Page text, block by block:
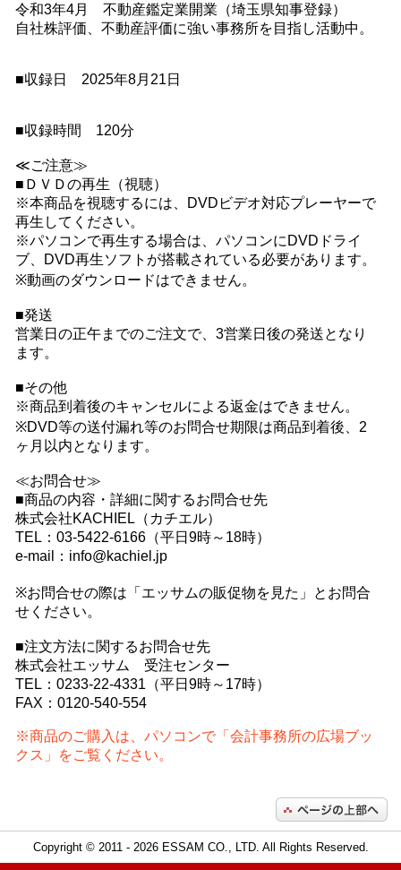
令和3年4月 不動産鑑定業開業（埼玉県知事登録）
自社株評価、不動産評価に強い事務所を目指し活動中。
■収録日 2025年8月21日
■収録時間 120分
≪ご注意≫
■ＤＶＤの再生（視聴）
※本商品を視聴するには、DVDビデオ対応プレーヤーで
再生してください。
※パソコンで再生する場合は、パソコンにDVDドライ
ブ、DVD再生ソフトが搭載されている必要があります。
※動画のダウンロードはできません。
■発送
営業日の正午までのご注文で、3営業日後の発送となり
ます。
■その他
※商品到着後のキャンセルによる返金はできません。
※DVD等の送付漏れ等のお問合せ期限は商品到着後、2
ヶ月以内となります。
≪お問合せ≫
■商品の内容・詳細に関するお問合せ先
株式会社KACHIEL（カチエル）
TEL：03-5422-6166（平日9時～18時）
e-mail：info@kachiel.jp
※お問合せの際は「エッサムの販促物を見た」とお問合
せください。
■注文方法に関するお問合せ先
株式会社エッサム 受注センター
TEL：0233-22-4331（平日9時～17時）
FAX：0120-540-554
※商品のご購入は、パソコンで「会計事務所の広場ブッ
クス」をご覧ください。
Copyright © 2011 - 2026 ESSAM CO., LTD. All Rights Reserved.